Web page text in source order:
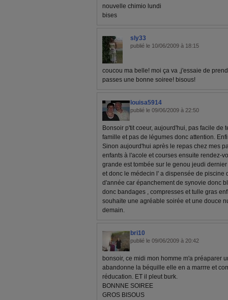
nouvelle chimio lundi
bises
sly33
publié le 10/06/2009 à 18:15
coucou ma belle! moi ça va ,j'essaie de
passes une bonne soiree! bisous!
louisa5914
publié le 09/06/2009 à 22:50
Bonsoir p'tit coeur, aujourd'hui, pas facile de
famille et pas de légumes donc attention.
Sinon aujourd'hui après le repas chez mes
enfants à l'acole et courses ensuite rendez-
grande est tombée sur le genou jeudi
et donc le médecin l' a dispensée de piscine
d'année car épanchement de synovie donc
donc bandages , compresses et tulle gras
souhaite une agréable soirée et une douce
demain.
bri10
publié le 09/06/2009 à 20:42
bonsoir, ce midi mon homme m'a préaparer
abandonne la béquille elle en a marrre et
réducation. ET il pleut burk.
BONNNE SOIREE
GROS BISOUS